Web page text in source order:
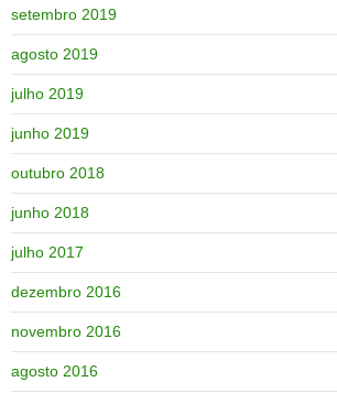
setembro 2019
agosto 2019
julho 2019
junho 2019
outubro 2018
junho 2018
julho 2017
dezembro 2016
novembro 2016
agosto 2016